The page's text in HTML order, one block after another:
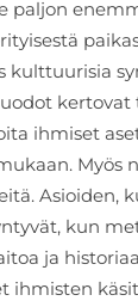
paljon
ihmiset
Myös
Asioiden,
kun
ja